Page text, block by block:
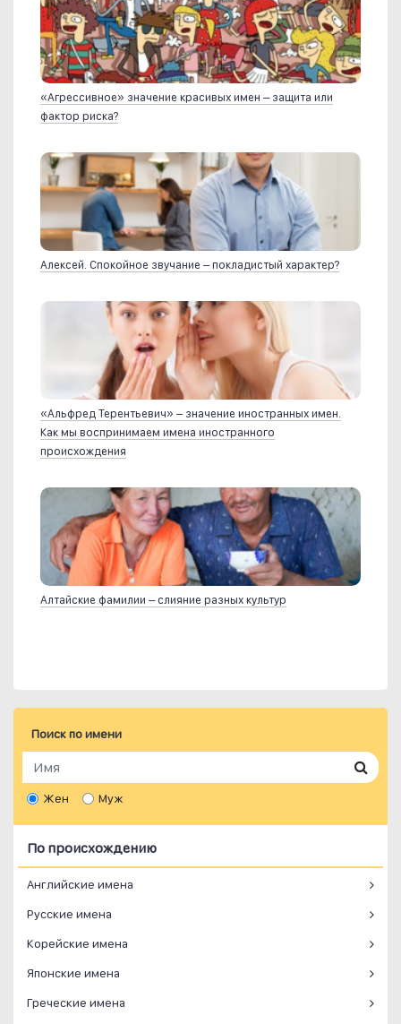
«Агрессивное» значение красивых имен – защита или
фактор риска?
Алексей. Спокойное звучание – покладистый характер?
«Альфред Терентьевич» – значение иностранных имен.
Как мы воспринимаем имена иностранного
происхождения
Алтайские фамилии – слияние разных культур
Поиск по имени
Жен Муж
По происхождению
Английские имена
Русские имена
Корейские имена
Японские имена
Греческие имена